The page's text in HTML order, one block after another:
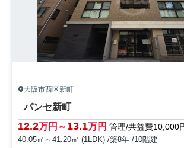
大阪市西区新町
パンセ新町
12.2万円～13.1万円 管理/共益費10,000
40.05㎡～41.20㎡ (1LDK) /築8年 /10階建